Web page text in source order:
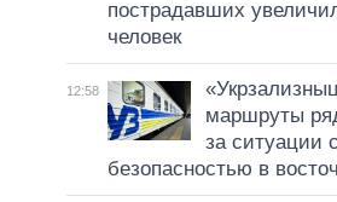
пострадавших
человек
12:58
маршруты
за ситуации с
безопасностью в